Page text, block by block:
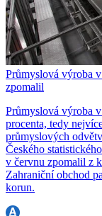
Průmyslová výroba
zpomalil
Průmyslová výroba
procenta, tedy
průmyslových
Českého
v červnu zpomalil z
Zahraniční obchod
korun.